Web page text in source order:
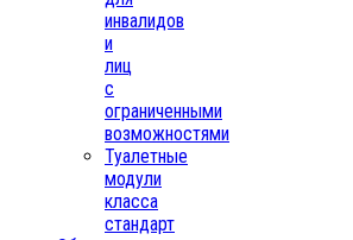
инвалидов
и
лиц
с
ограниченными
возможностями
Туалетные
модули
класса
стандарт